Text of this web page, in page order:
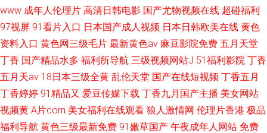
www 成年人伦理片 高清日韩电影 国产尤物视频在线 超碰福利
97视屏 91看片入口 日本国产成人视频 日本日韩欧美在线 黄色
资料入口 黄色网三级毛片 最新黄色av 麻豆影院免费 五月天堂
丁香 国产精品水多 福利所导航 三级视频网站J 51福利影院 丁香
五月天av 18日本三级全黄 乱伦天堂 国产在线短视频 丁香五月
丁香婷婷 91精品又 爱豆传媒下载 丁香九月国产主播 美女网站
视频黄 A片com 美女福利在线观看 狼人激情网 伦理片香港 极品
福利导航 黄色三级最新免费 91嫩草国产 午夜成年人网站 免费